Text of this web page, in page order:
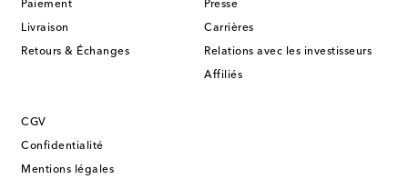
Paiement
Livraison
Retours & Échanges
Presse
Carrières
Relations avec les investisseurs
Affiliés
CGV
Confidentialité
Mentions légales